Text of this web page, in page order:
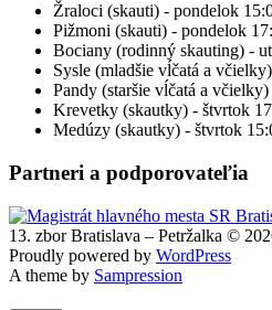
Žraloci (skauti) - pondelok
Pižmoni (skauti) - pondelok
Bociany (rodinný skauting) -
Sysle (mladšie vĺčatá a
Pandy (staršie vĺčatá a
Krevetky (skautky) - štvrtok
Medúzy (skautky) - štvrtok
Partneri a podporovateľia
13. zbor Bratislava – Petržalka ©
Proudly powered by WordPress
A theme by Sampression